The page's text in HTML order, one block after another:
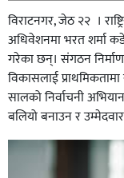
विराटनगर, जेठ २२ ।
अधिवेशनमा भरत शर्मा
गरेका छन्। संगठन
विकासलाई
सालको निर्वाचनी
बलियो बनाउन र